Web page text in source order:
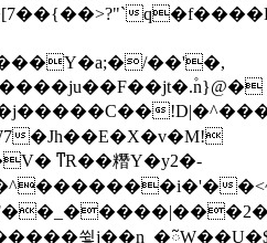
��'�,
�Jh��E�X�v�M!